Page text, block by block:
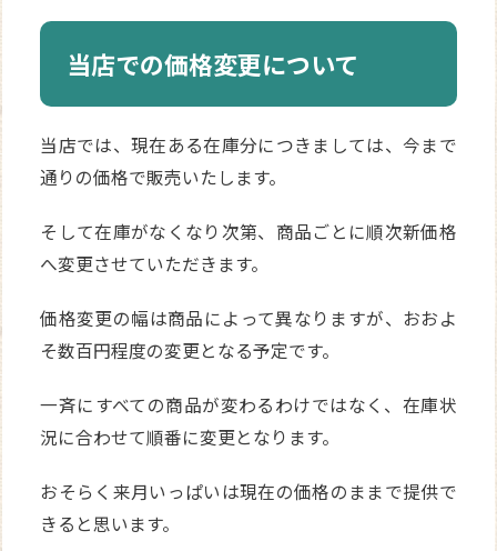
当店での価格変更について
当店では、現在ある在庫分につきましては、今まで
通りの価格で販売いたします。
そして在庫がなくなり次第、商品ごとに順次新価格
へ変更させていただきます。
価格変更の幅は商品によって異なりますが、おおよ
そ数百円程度の変更となる予定です。
一斉にすべての商品が変わるわけではなく、在庫状
況に合わせて順番に変更となります。
おそらく来月いっぱいは現在の価格のままで提供で
きると思います。